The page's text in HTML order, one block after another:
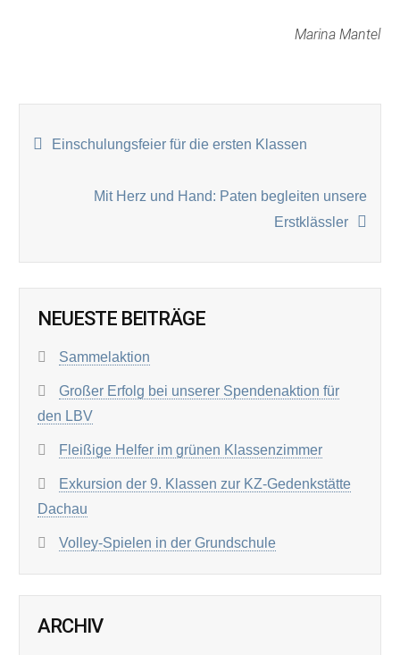
Marina Mantel
BEITRAGSNAVIGATION
Einschulungsfeier für die ersten Klassen
Mit Herz und Hand: Paten begleiten unsere
Erstklässler
NEUESTE BEITRÄGE
Sammelaktion
Großer Erfolg bei unserer Spendenaktion für
den LBV
Fleißige Helfer im grünen Klassenzimmer
Exkursion der 9. Klassen zur KZ-Gedenkstätte
Dachau
Volley-Spielen in der Grundschule
ARCHIV